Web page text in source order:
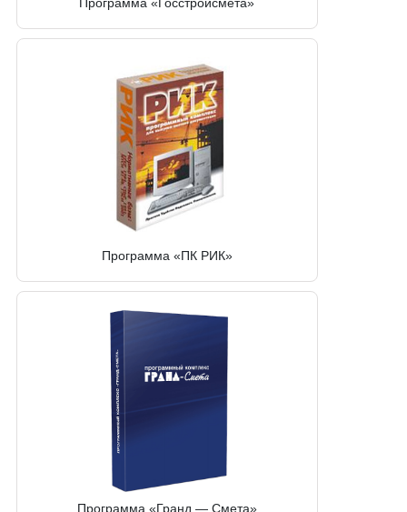
Программа «ПК РИК»
Программа «Гранд — Смета»